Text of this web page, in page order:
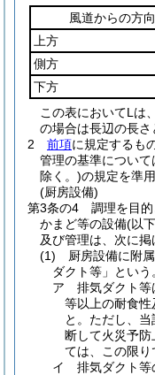
風道からの方向
上方
側方
下方
この表においてLは
の場合は長辺の長さ
2
前項に規定するも
管理の基準について
除く。)の規定を準用
(厨房設備)
第3条の4
調理を目
かまど等の設備(以
及び管理は、次に掲
(1)
厨房設備に附
ダクト等」という
ア
排気ダクト等
等以上の耐食性
と。 ただし、
断して火災予
ては、この限り
イ
排気ダクト等